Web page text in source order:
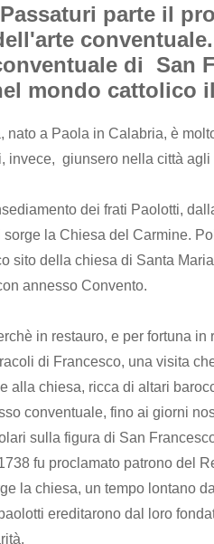
parte il
di San
mondo cattolico
nato a Paola in Calabria, è
invece, giunsero nella città
dei frati Paolotti,
la Chiesa del Carmine.
sito della chiesa di Santa
annesso Convento.
in restauro, e per fortuna
di Francesco, una visita
alla chiesa, ricca di altari
conventuale, fino ai giorni
sulla figura di San
fu proclamato patrono del
la chiesa, un tempo lontano
ereditarono dal loro